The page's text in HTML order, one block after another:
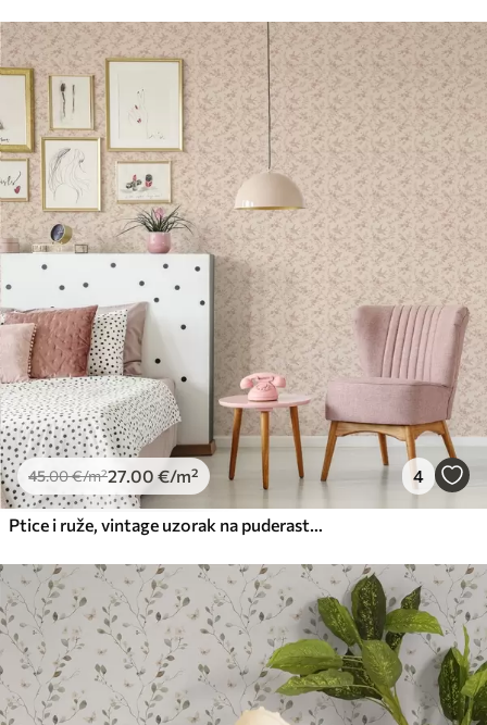
45.00€/m²27.00 €/m² 4
Ptice i ruže, vintage uzorak na puderasto ružičastoj boji